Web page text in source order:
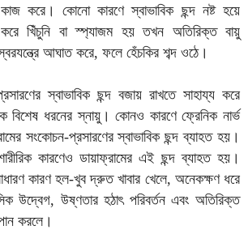
কাজ করে। কোনো কারণে স্বাভাবিক ছন্দ নষ্ট হয়ে
করে খিঁচুনি বা স্প্যাজম হয় তখন অতিরিক্ত বায়ু
আঘাত করে, ফলে হেঁচকির শব্দ ওঠে।
স্বাভাবিক ছন্দ বজায় রাখতে সাহায্য করে
বিশেষ ধরনের স্নায়ু। কোনও কারণে ফ্রেনিক নার্ভ
সংকোচন-প্রসারণের স্বাভাবিক ছন্দ ব্যাহত হয়।
কারণেও ডায়াফ্রামের এই ছন্দ ব্যাহত হয়।
কারণ হল-খুব দ্রুত খাবার খেলে, অনেকক্ষণ ধরে
উদ্বেগ, উষ্ণতার হঠাৎ পরিবর্তন এবং অতিরিক্ত
করলে।